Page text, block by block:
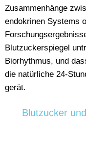
Zusammenhänge
endokrinen Systems
Blutzuckerspiegel
Biorhythmus, und
die natürliche 24-
gerät.
Blutzucker